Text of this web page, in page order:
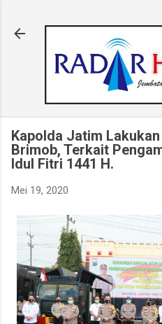
Kapolda Jatim
Brimob, Terkait
Idul Fitri 1441 H.
Mei 19, 2020